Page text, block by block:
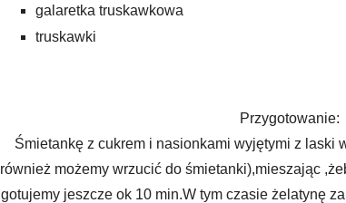
galaretka truskawkowa
truskawki
Przygotowanie:
Śmietankę z cukrem i nasionkami wyjętymi z
również możemy wrzucić do śmietanki),mieszając
gotujemy jeszcze ok 10 min.W tym czasie żelatynę